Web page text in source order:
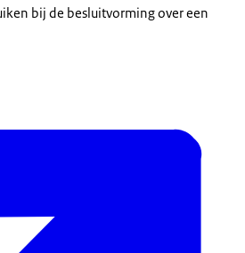
bij de besluitvorming over een